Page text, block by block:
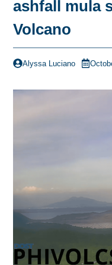
ashfall mula
Volcano
Alyssa Luciano